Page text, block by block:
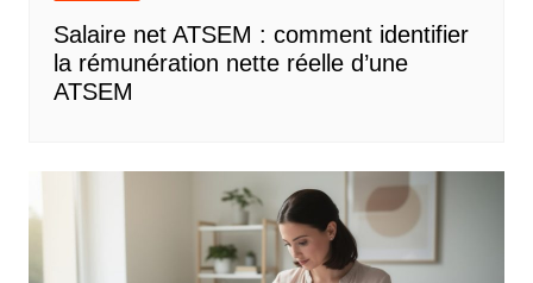
Salaire net ATSEM : comment identifier
la rémunération nette réelle d’une
ATSEM